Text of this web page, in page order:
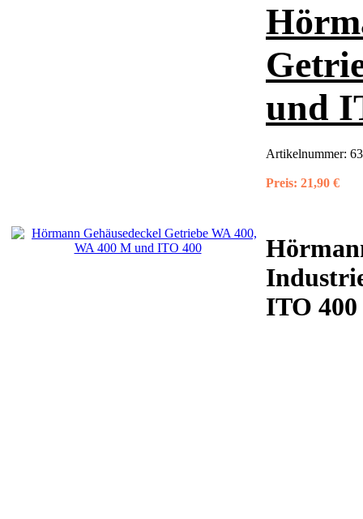
und
Artikelnummer:
Preis: 21,90 €
ITO 400